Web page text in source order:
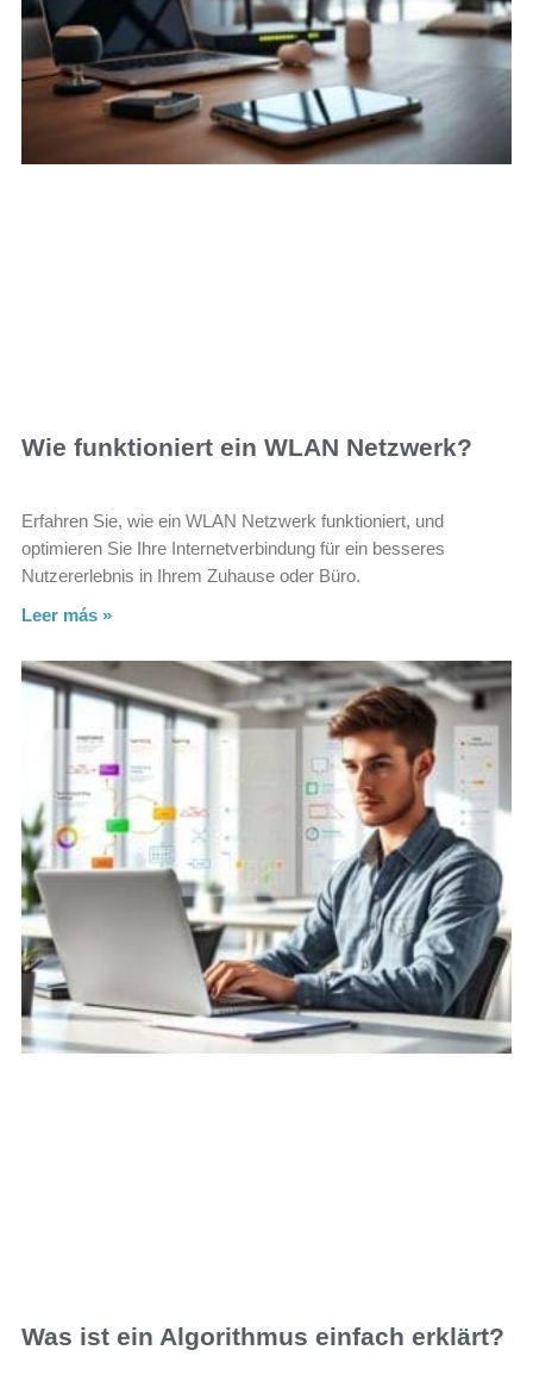
Wie funktioniert ein WLAN Netzwerk?
Erfahren Sie, wie ein WLAN Netzwerk funktioniert, und
optimieren Sie Ihre Internetverbindung für ein besseres
Nutzererlebnis in Ihrem Zuhause oder Büro.
Leer más »
Was ist ein Algorithmus einfach erklärt?